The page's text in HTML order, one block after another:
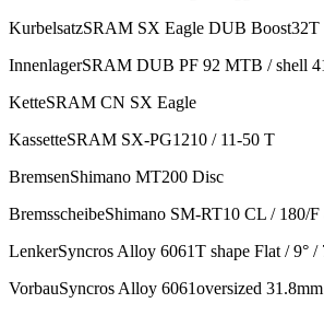
KurbelsatzSRAM SX Eagle DUB Boost32T
InnenlagerSRAM DUB PF 92 MTB / shell
KetteSRAM CN SX Eagle
KassetteSRAM SX-PG1210 / 11-50 T
BremsenShimano MT200 Disc
BremsscheibeShimano SM-RT10 CL / 180/F
LenkerSyncros Alloy 6061T shape Flat / 9° /
VorbauSyncros Alloy 6061oversized